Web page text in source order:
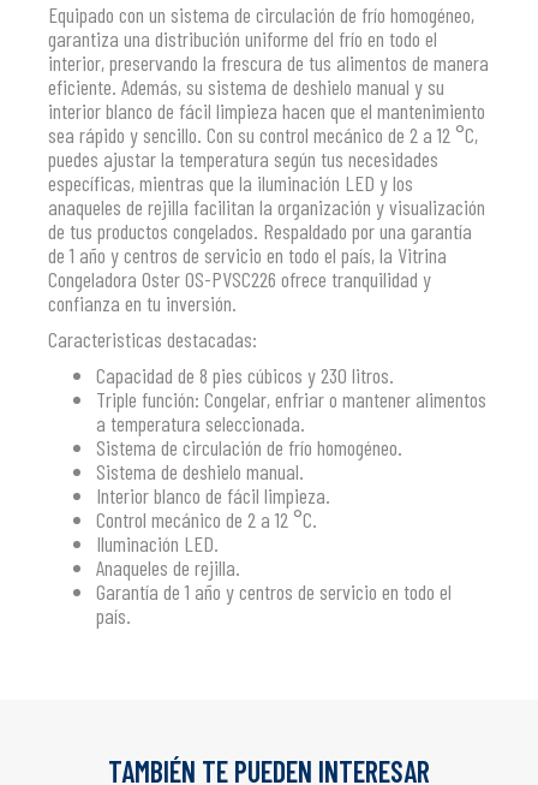
Equipado con un sistema de circulación de frío homogéneo,
garantiza una distribución uniforme del frío en todo el
interior, preservando la frescura de tus alimentos de manera
eficiente. Además, su sistema de deshielo manual y su
interior blanco de fácil limpieza hacen que el mantenimiento
sea rápido y sencillo. Con su control mecánico de 2 a 12 °C,
puedes ajustar la temperatura según tus necesidades
específicas, mientras que la iluminación LED y los
anaqueles de rejilla facilitan la organización y visualización
de tus productos congelados. Respaldado por una garantía
de 1 año y centros de servicio en todo el país, la Vitrina
Congeladora Oster OS-PVSC226 ofrece tranquilidad y
confianza en tu inversión.
Caracteristicas destacadas:
Capacidad de 8 pies cúbicos y 230 litros.
Triple función: Congelar, enfriar o mantener alimentos
a temperatura seleccionada.
Sistema de circulación de frío homogéneo.
Sistema de deshielo manual.
Interior blanco de fácil limpieza.
Control mecánico de 2 a 12 °C.
Iluminación LED.
Anaqueles de rejilla.
Garantía de 1 año y centros de servicio en todo el
país.
TAMBIÉN TE PUEDEN INTERESAR